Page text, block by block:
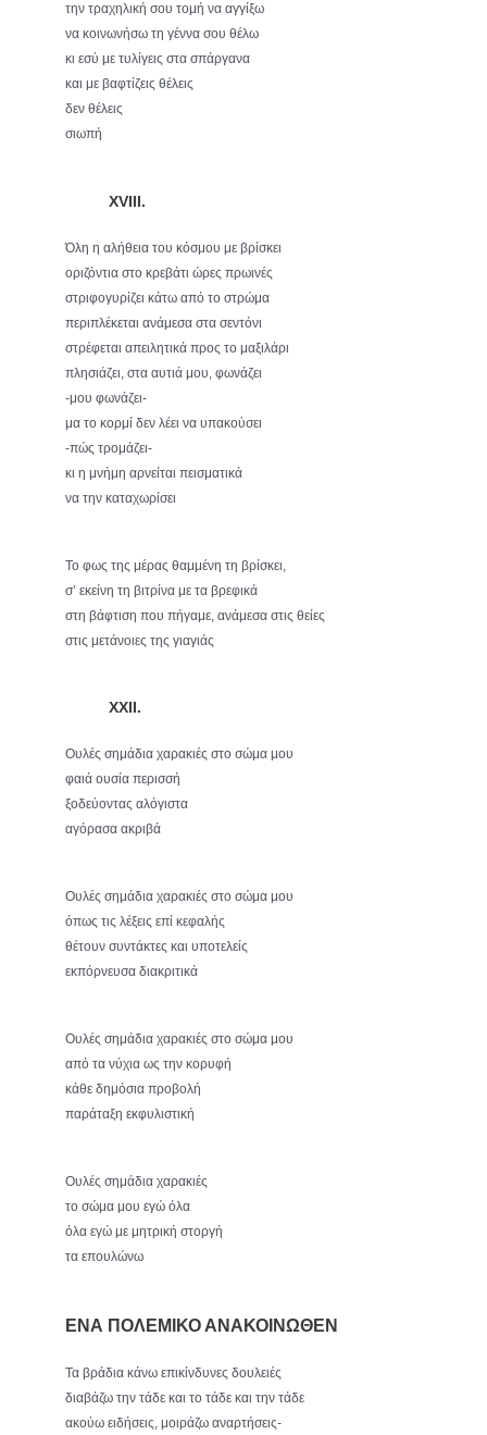
την τραχηλική σου τομή να αγγίξω
να κοινωνήσω τη γέννα σου θέλω
κι εσύ με τυλίγεις στα σπάργανα
και με βαφτίζεις θέλεις
δεν θέλεις
σιωπή
XVIII.
Όλη η αλήθεια του κόσμου με βρίσκει
οριζόντια στο κρεβάτι ώρες πρωινές
στριφογυρίζει κάτω από το στρώμα
περιπλέκεται ανάμεσα στα σεντόνι
στρέφεται απειλητικά προς το μαξιλάρι
πλησιάζει, στα αυτιά μου, φωνάζει
-μου φωνάζει-
μα το κορμί δεν λέει να υπακούσει
-πώς τρομάζει-
κι η μνήμη αρνείται πεισματικά
να την καταχωρίσει
Το φως της μέρας θαμμένη τη βρίσκει,
σ’ εκείνη τη βιτρίνα με τα βρεφικά
στη βάφτιση που πήγαμε, ανάμεσα στις θείες
στις μετάνοιες της γιαγιάς
XXII.
Ουλές σημάδια χαρακιές στο σώμα μου
φαιά ουσία περισσή
ξοδεύοντας αλόγιστα
αγόρασα ακριβά
Ουλές σημάδια χαρακιές στο σώμα μου
όπως τις λέξεις επί κεφαλής
θέτουν συντάκτες και υποτελείς
εκπόρνευσα διακριτικά
Ουλές σημάδια χαρακιές στο σώμα μου
από τα νύχια ως την κορυφή
κάθε δημόσια προβολή
παράταξη εκφυλιστική
Ουλές σημάδια χαρακιές
το σώμα μου εγώ όλα
όλα εγώ με μητρική στοργή
τα επουλώνω
ΕΝΑ ΠΟΛΕΜΙΚΟ ΑΝΑΚΟΙΝΩΘΕΝ
Τα βράδια κάνω επικίνδυνες δουλειές
διαβάζω την τάδε και το τάδε και την τάδε
ακούω ειδήσεις, μοιράζω αναρτήσεις-